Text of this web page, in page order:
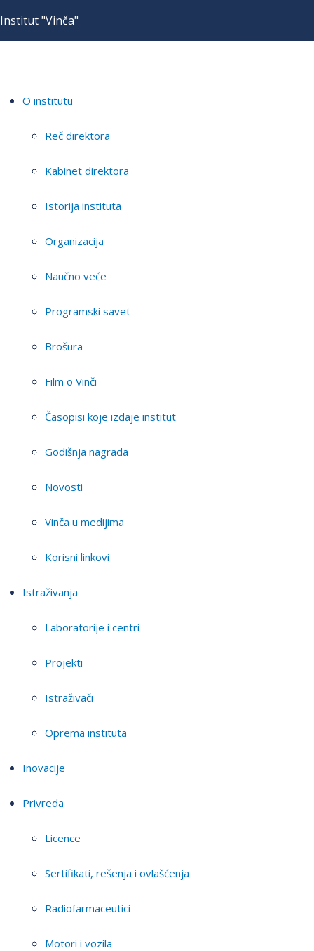
Institut "Vinča"
O institutu
Reč direktora
Kabinet direktora
Istorija instituta
Organizacija
Naučno veće
Programski savet
Brošura
Film o Vinči
Časopisi koje izdaje institut
Godišnja nagrada
Novosti
Vinča u medijima
Korisni linkovi
Istraživanja
Laboratorije i centri
Projekti
Istraživači
Oprema instituta
Inovacije
Privreda
Licence
Sertifikati, rešenja i ovlašćenja
Radiofarmaceutici
Motori i vozila